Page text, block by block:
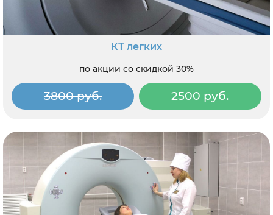
КТ легких
по акции со скидкой 30%
3800 руб. 2500 руб.